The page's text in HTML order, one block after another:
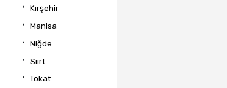
Kırşehir
Manisa
Niğde
Siirt
Tokat